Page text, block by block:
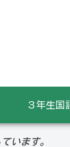
３年生国
います。